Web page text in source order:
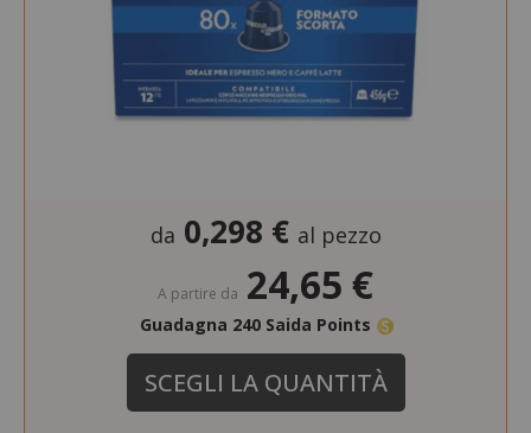
da 0,298 € al pezzo
A partire da 24,65 €
Guadagna 240 Saida Points
SCEGLI LA QUANTITÀ